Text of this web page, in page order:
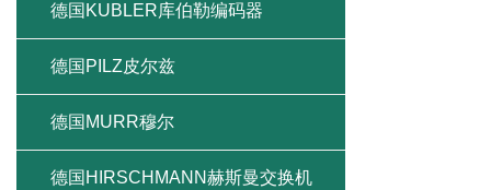
德国KUBLER库伯勒编码器
德国PILZ皮尔兹
德国MURR穆尔
德国HIRSCHMANN赫斯曼交换机